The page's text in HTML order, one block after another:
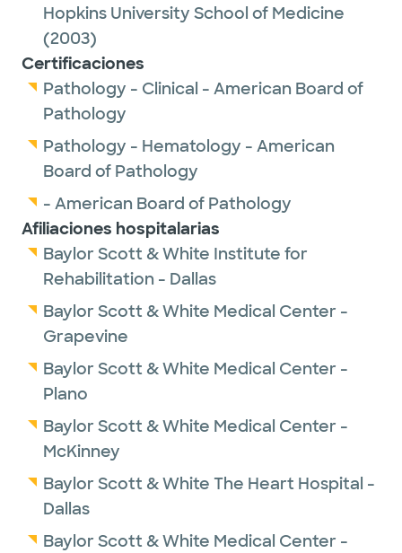
Hopkins University School of Medicine
(2003)
Certificaciones
Pathology - Clinical - American Board of
Pathology
Pathology - Hematology - American
Board of Pathology
- American Board of Pathology
Afiliaciones hospitalarias
Baylor Scott & White Institute for
Rehabilitation - Dallas
Baylor Scott & White Medical Center -
Grapevine
Baylor Scott & White Medical Center -
Plano
Baylor Scott & White Medical Center -
McKinney
Baylor Scott & White The Heart Hospital -
Dallas
Baylor Scott & White Medical Center -